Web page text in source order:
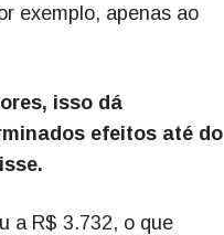
exemplo, apenas ao
isso dá
efeitos até do
a R$ 3.732, o que